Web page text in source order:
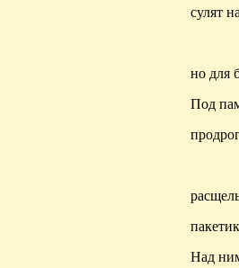
сулят
но для
Под
Над